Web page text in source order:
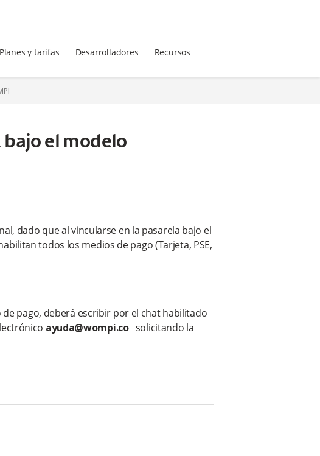
Planes y tarifas Desarrolladores Recursos
bajo el modelo
dado que al vincularse en la pasarela bajo el
todos los medios de pago (Tarjeta, PSE,
pago, deberá escribir por el chat habilitado
ayuda@wompi.cosolicitando la